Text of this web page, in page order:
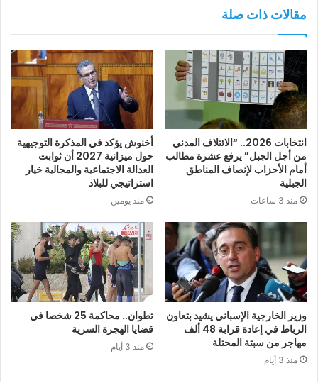
مقالات ذات صلة
انتخابات 2026.. “الائتلاف المدني
من أجل الجبل” يرفع عشرة مطالب
أمام الأحزاب لإنصاف المناطق
الجبلية
منذ 3 ساعات
أخنوش يؤكد في المذكرة التوجيهية
حول ميزانية 2027 أن ثوابت
العدالة الاجتماعية والمجالية خيار
استراتيجي للبلاد
منذ يومين
وزير الخارجية الإسباني يشيد بتعاون
الرباط في إعادة قرابة 48 ألف
مهاجر من سبتة المحتلة
منذ 3 أيام
تطوان.. محاكمة 25 شخصا في
قضايا الهجرة السرية
منذ 3 أيام